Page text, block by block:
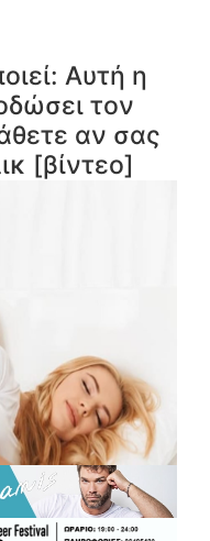
Αυτή η
τον
αν σας
[βίντεο]